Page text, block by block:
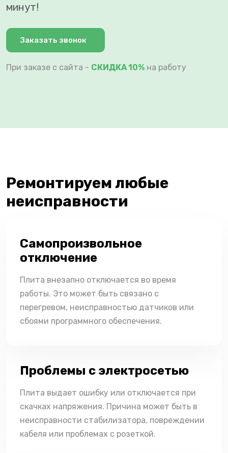
минут!
Заказать звонок
При заказе с сайта - СКИДКА 10% на работу
Ремонтируем любые
неисправности
Самопроизвольное
отключение
Плита внезапно отключается во время
работы. Это может быть связано с
перегревом, неисправностью датчиков или
сбоями программного обеспечения.
Проблемы с электросетью
Плита выдает ошибку или отключается при
скачках напряжения. Причина может быть в
неисправности стабилизатора, повреждении
кабеля или проблемах с розеткой.